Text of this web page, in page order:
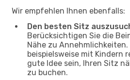
Wir empfehlen Ihnen ebenfalls:
Den besten Sitz
Berücksichtigen Sie die
Nähe zu Annehmlichkeiten.
beispielsweise mit Kindern
gute Idee sein, Ihren Sitz
zu buchen.